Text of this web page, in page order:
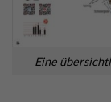
Eine